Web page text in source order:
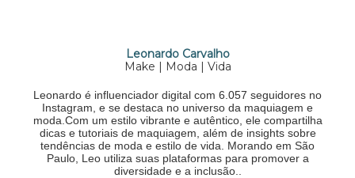
Leonardo Carvalho
Make | Moda | Vida
Leonardo é influenciador digital com 6.057 seguidores no
Instagram, e se destaca no universo da maquiagem e
moda.Com um estilo vibrante e autêntico, ele compartilha
dicas e tutoriais de maquiagem, além de insights sobre
tendências de moda e estilo de vida. Morando em São
Paulo, Leo utiliza suas plataformas para promover a
diversidade e a inclusão..